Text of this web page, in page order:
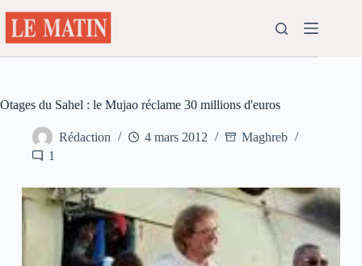
au
contenu
Otages du Sahel : le Mujao réclame 30 millions d'euros
Rédaction 4 mars 2012
Maghreb
1